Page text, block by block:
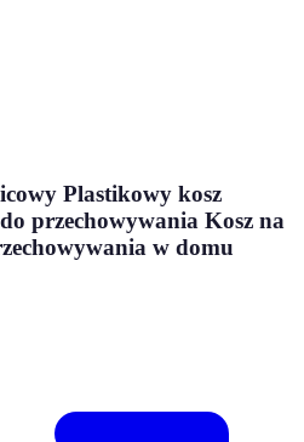
Plastikowy kosz
przechowywania Kosz na
w domu